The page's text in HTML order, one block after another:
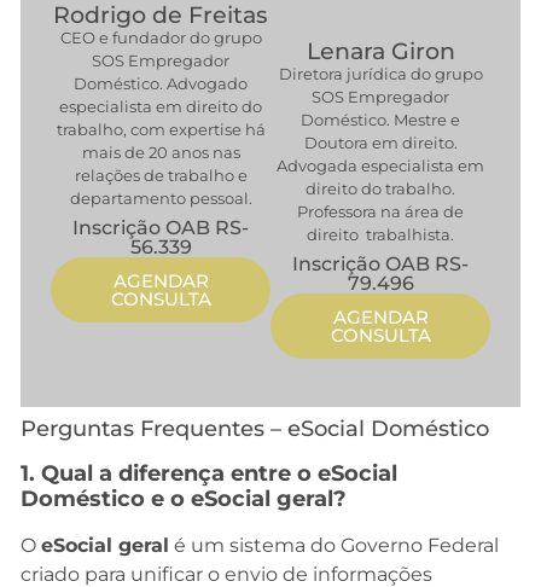
Rodrigo de Freitas
CEO e fundador do grupo
SOS Empregador
Doméstico. Advogado
especialista em direito do
trabalho, com expertise há
mais de 20 anos nas
relações de trabalho e
departamento pessoal.
Inscrição OAB RS-
56.339
AGENDAR
CONSULTA
Lenara Giron
Diretora jurídica do grupo
SOS Empregador
Doméstico. Mestre e
Doutora em direito.
Advogada especialista em
direito do trabalho.
Professora na área de
direito trabalhista.
Inscrição OAB RS-
79.496
AGENDAR
CONSULTA
Perguntas Frequentes – eSocial Doméstico
1. Qual a diferença entre o eSocial
Doméstico e o eSocial geral?
O eSocial geral é um sistema do Governo Federal
criado para unificar o envio de informações